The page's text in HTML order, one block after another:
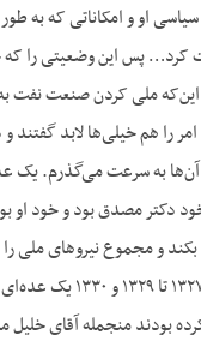
او و امکاناتی که به
کرد… پس این وضعیتی را
این‌که ملی کردن صنعت نفت
را هم خیلی‌ها لابد گفتند
به سرعت می‌گذرم. یک
دکتر مصدق بود و خود او
و مجموع نیروهای ملی
حیص و بیص از سال ۱۳۲۷
بودند منجمله آقای